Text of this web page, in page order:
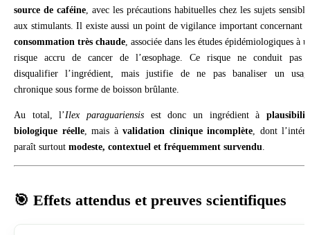
source de caféine , avec les précautions habituelles chez les sujets
aux stimulants. Il existe aussi un point de vigilance important concernant
consommation très chaude , associée dans les études épidémiologiques à
risque accru de cancer de l’œsophage. Ce risque ne conduit pas
disqualifier l’ingrédient, mais justifie de ne pas banaliser un
chronique sous forme de boisson brûlante.
Au total, l’Ilex paraguariensis est donc un ingrédient à
biologique réelle, mais à validation clinique incomplète , dont
paraît surtout modeste, contextuel et fréquemment survendu
🎯 Effets attendus et preuves scientifiques